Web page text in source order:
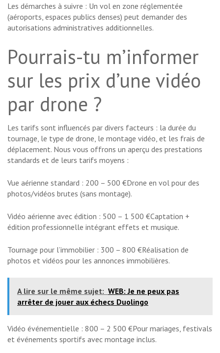
Les démarches à suivre : Un vol en zone réglementée
(aéroports, espaces publics denses) peut demander des
autorisations administratives additionnelles.
Pourrais-tu m’informer
sur les prix d’une vidéo
par drone ?
Les tarifs sont influencés par divers facteurs : la durée du
tournage, le type de drone, le montage vidéo, et les frais de
déplacement. Nous vous offrons un aperçu des prestations
standards et de leurs tarifs moyens :
Vue aérienne standard : 200 – 500 €Drone en vol pour des
photos/vidéos brutes (sans montage).
Vidéo aérienne avec édition : 500 – 1 500 €Captation +
édition professionnelle intégrant effets et musique.
Tournage pour l’immobilier : 300 – 800 €Réalisation de
photos et vidéos pour les annonces immobilières.
A lire sur le même sujet: WEB: Je ne peux pas
arrêter de jouer aux échecs Duolingo
Vidéo événementielle : 800 – 2 500 €Pour mariages, festivals
et événements sportifs avec montage inclus.